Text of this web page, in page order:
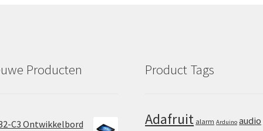
Producten
C3 Ontwikkelbord
Product Tags
Adafruit alarm Arduino audio